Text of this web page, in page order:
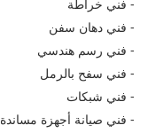
- فني خراطة
- فني دهان سفن
- فني رسم هندسي
- فني سفح بالرمل
- فني شبكات
- فني صيانة أجهزة مساندة